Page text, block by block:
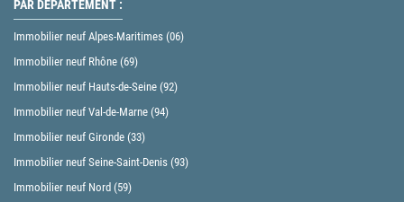
PAR DÉPARTEMENT :
Immobilier neuf Alpes-Maritimes (06)
Immobilier neuf Rhône (69)
Immobilier neuf Hauts-de-Seine (92)
Immobilier neuf Val-de-Marne (94)
Immobilier neuf Gironde (33)
Immobilier neuf Seine-Saint-Denis (93)
Immobilier neuf Nord (59)